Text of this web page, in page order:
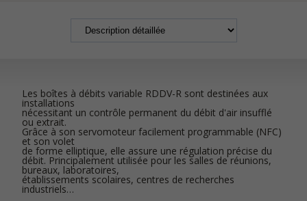
Les boîtes à débits variable RDDV-R sont destinées aux
installations
nécessitant un contrôle permanent du débit d'air insufflé
ou extrait.
Grâce à son servomoteur facilement programmable (NFC)
et son volet
de forme elliptique, elle assure une régulation précise du
débit. Principalement utilisée pour les salles de réunions,
bureaux, laboratoires,
établissements scolaires, centres de recherches
industriels…